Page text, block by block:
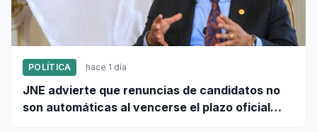
POLÍTICA hace 1 día
JNE advierte que renuncias de candidatos no
son automáticas al vencerse el plazo oficial